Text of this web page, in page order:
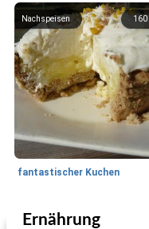
160
Nachspeisen
fantastischer Kuchen
Nachspeisen
Ernährung